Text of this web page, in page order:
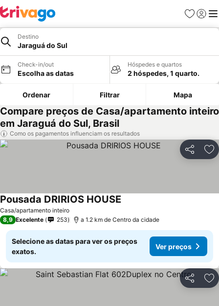
Favoritos
Iniciar
Destino
Jaraguá do Sul
Check-in/out
Escolha as datas
Hóspedes e quartos
2 hóspedes, 1 quarto.
Ordenar Filtrar Mapa
Compare preços de Casa/apartamento inteiro
em Jaraguá do Sul, Brasil
Como os pagamentos influenciam os resultados
Partilhar
Casa/apartamento inteiro
Pousada DRIRIOS HOUSE
8,9 Excelente 253 a 1.2 km de Centro da cidade
Selecione as datas para ver os preços
exatos.
Ver preços
Partilhar